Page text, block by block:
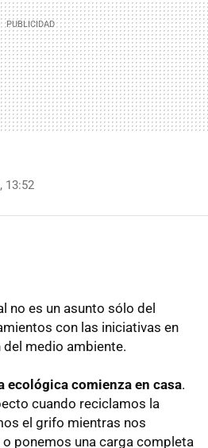
13:52
no es un asunto sólo del
con las iniciativas en
medio ambiente.
ecológica comienza en casa.
cuando reciclamos la
el grifo mientras nos
ponemos una carga completa